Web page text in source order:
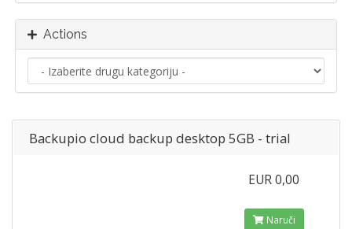
Actions
Backupio cloud backup desktop 5GB - trial
EUR 0,00
Naruči